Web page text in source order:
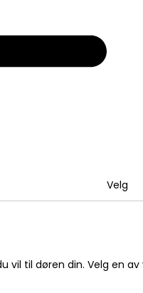
Velg
vil til døren din. Velg en